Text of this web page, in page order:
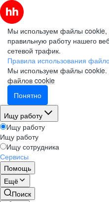
Мы используем файлы cookie,
правильную работу нашего
сетевой трафик.
Правила использования
Мы используем файлы cookie.
файлов cookie
Понятно
Ищу работу
Ищу работу
Ищу работу
Ищу сотрудника
Сервисы
Помощь
Ещё
Поиск